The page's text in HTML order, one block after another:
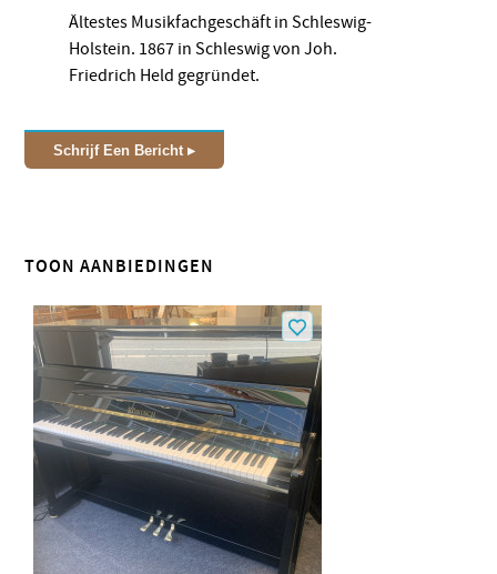
Ältestes Musikfachgeschäft in Schleswig-
Holstein. 1867 in Schleswig von Joh.
Friedrich Held gegründet.
Schrijf Een Bericht
TOON AANBIEDINGEN